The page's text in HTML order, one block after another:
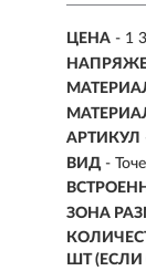
ЦЕНА - 1
АРТИКУЛ
ВИД -
ЗОНА
ШТ (ЕСЛИ